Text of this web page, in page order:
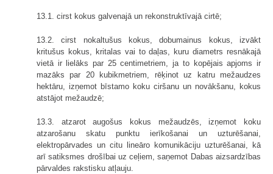
13.1. cirst kokus galvenajā un rekonstruktīvajā cirtē;
13.2. cirst nokaltušus kokus, dobumainus kokus, izvākt
kritušus kokus, kritalas vai to daļas, kuru diametrs resnākajā
vietā ir lielāks par 25 centimetriem, ja to kopējais apjoms ir
mazāks par 20 kubikmetriem, rēķinot uz katru mežaudzes
hektāru, izņemot bīstamo koku ciršanu un novākšanu, kokus
atstājot mežaudzē;
13.3. atzarot augošus kokus mežaudzēs, izņemot koku
atzarošanu skatu punktu ierīkošanai un uzturēšanai,
elektropārvades un citu lineāro komunikāciju uzturēšanai, kā
arī satiksmes drošībai uz ceļiem, saņemot Dabas aizsardzības
pārvaldes rakstisku atļauju.